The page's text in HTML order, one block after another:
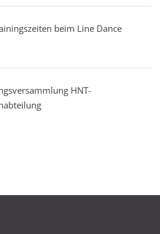
beim Line Dance
HNT-